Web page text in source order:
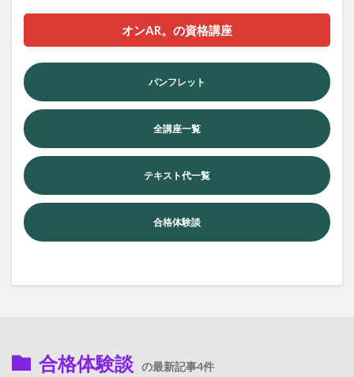
オンAR。の資格講座
パンフレット
全講座一覧
テキスト代一覧
合格体験談
合格体験談 の最新記事4件